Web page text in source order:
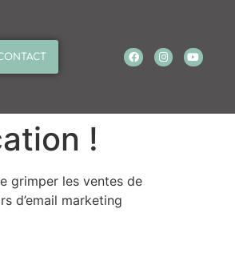
!
grimper les ventes de
d’email marketing